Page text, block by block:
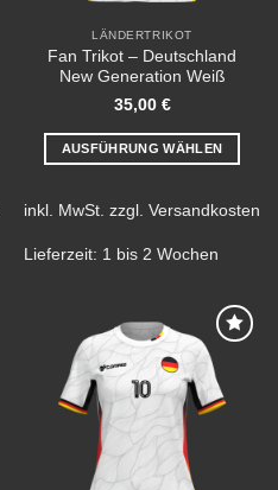
LÄNDERTRIKOT
Fan Trikot – Deutschland
New Generation Weiß
35,00 €
AUSFÜHRUNG WÄHLEN
Produkt
mehrere
Die
Optionen
können
auf
Produktseite
gewählt
inkl. MwSt. zzgl. Versandkosten
Lieferzeit: 1 bis 2 Wochen
Add to
wishlist